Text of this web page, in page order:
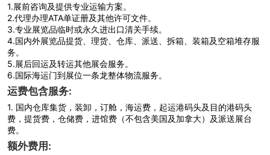
1.展前咨询及提供专业运输方案。
2.代理办理ATA单证册及其他许可文件。
3.专业展览品临时或永久进出口清关手续。
4.国内外展览品提货、理货、仓库、派送、拆箱、装箱及空箱堆存服
务。
5.展后回运及转运其他展会服务。
6.国际海运门到展位一条龙整体物流服务。
运费包含服务:
1. 国内仓库集货，装卸，订舱，海运费，起运港码头及目的港码头
费，提货费，仓储费，进馆费（不包含美国及加拿大）及派送展台
费。
额外费用: